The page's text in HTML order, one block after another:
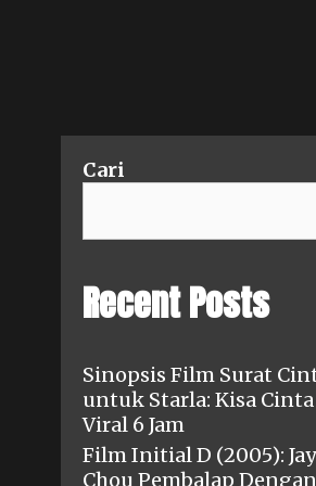
Cari
Recent Posts
Sinopsis Film Surat
untuk Starla: Kisa Cinta
Viral 6 Jam
Film Initial D (2005): Jay
Chou Pembalap Dengan